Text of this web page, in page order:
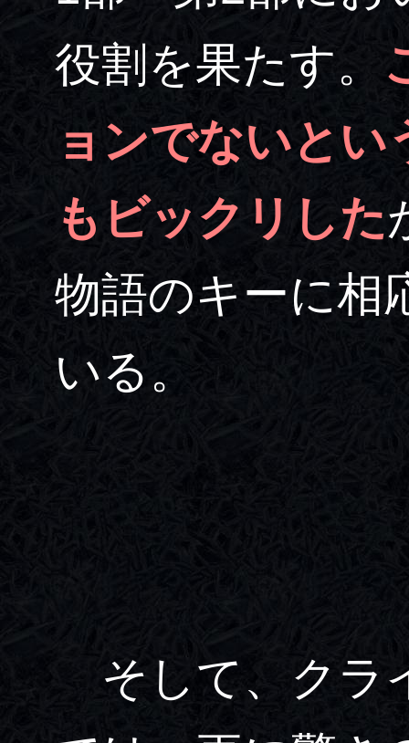
役割を果たす。
ョンでないと
もビックリした
物語のキーに相
いる。
そして、クラ